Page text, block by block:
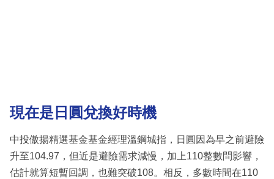
現在是日圓兌換好時機
中投傲揚精選基金基金經理溫鋼城指，日圓因為早之前避險
升至104.97，但近是避險需求減慢，加上110整數問影響，
估計就算短暫回調，也難突破108。相反，多數時間在110